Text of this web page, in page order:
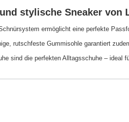
stylische Sneaker von
ermöglicht eine perfekte
rutschfeste Gummisohle garantiert
sind die perfekten Alltagsschuhe – ideal